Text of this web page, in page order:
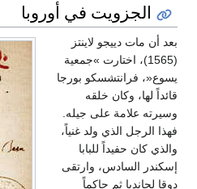
الجزويت في أوروبا
بعد أن مات دييجو لاينتز
(1565)، اختارت »جمعية
يسوع«، فرانتشسكو بورجا
قائداً لها، وكان خلقه
وسيرته علامة على جيله.
فهذا الرجل الذي ولد غنياً،
والذي كان حفيداً للبابا
إسكندر السادس، وارتقى
دوقا لجانديا ثم حاكماً